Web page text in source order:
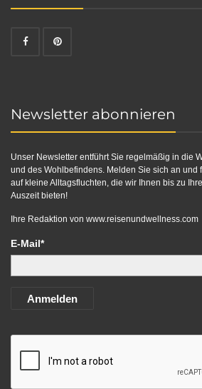
Newsletter abonnieren
Unser Newsletter entführt Sie regelmäßig in die
und des Wohlbefindens. Melden Sie sich an und
auf kleine Alltagsfluchten, die wir Ihnen bis zu
Auszeit bieten!
Ihre Redaktion von www.reisenundwellness.com
E-Mail*
Anmelden